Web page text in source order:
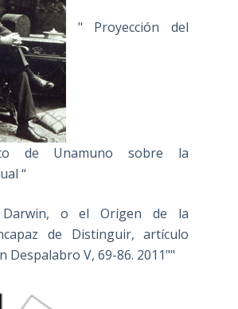
" Proyección del
de Unamuno sobre la
“
Darwin, o el Origen de la
de Distinguir, artículo
Despalabro V, 69-86. 2011""